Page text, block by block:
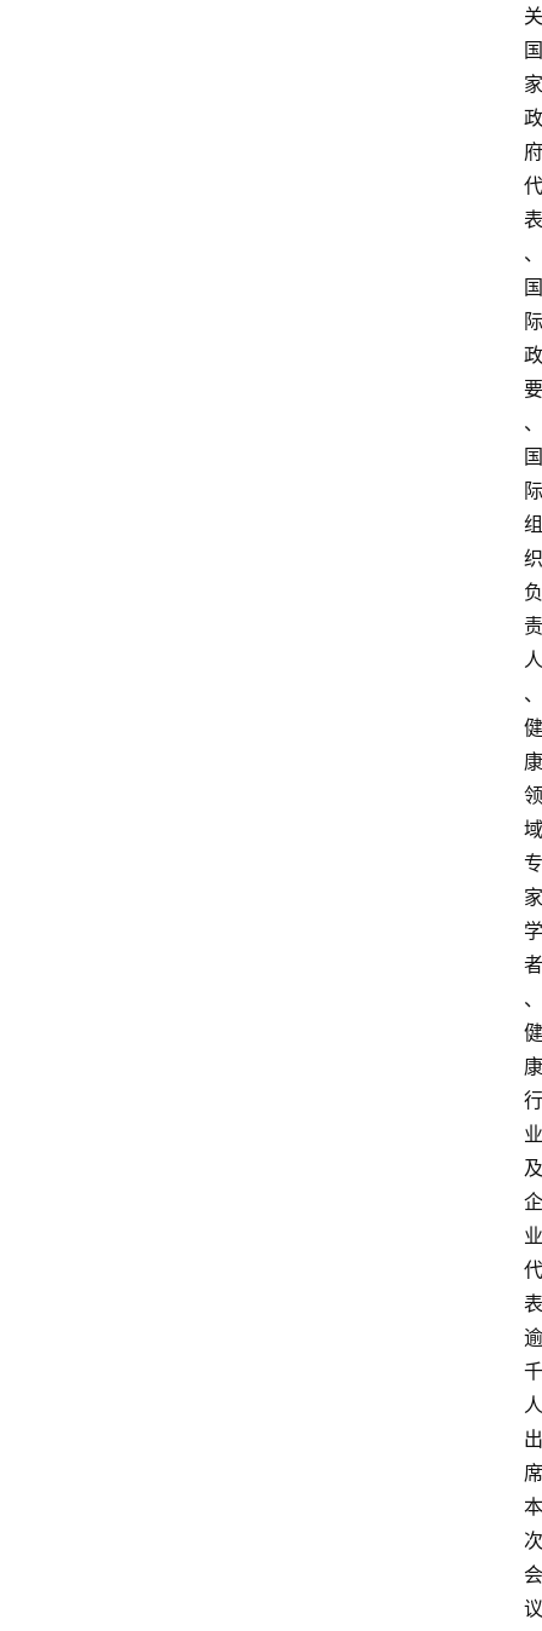
关
国
家
政
府
代
表
、
国
际
政
要
、
国
际
组
织
负
责
人
、
健
康
领
域
专
家
学
者
、
健
康
行
业
及
企
业
代
表
逾
千
人
出
席
本
次
会
议